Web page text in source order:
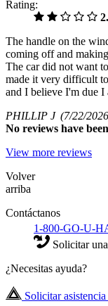
Rating:
The handle on the
coming off and
The car did not want
made it very difficult
and I believe I'm due I
PHILLIP J (7/22/
No reviews have
View more reviews
Volver
arriba
Contáctanos
1-800-GO-U-
Solicitar
¿Necesitas ayuda?
Solicitar